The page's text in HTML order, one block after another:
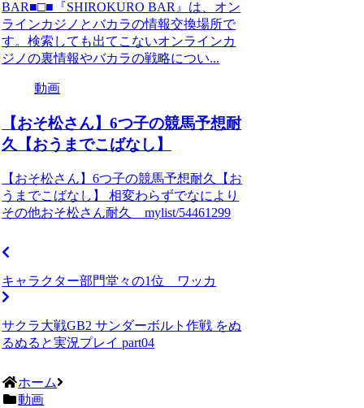
BAR■□■『SHIROKURO BAR』は、オン
ラインカジノとバカラの情報交換場所で
す。検索しても出てこないオンラインカ
ジノの裏情報やバカラの戦略につい...
動画
【おそ松さん】6つ子の競馬予想耐
久【おうまでこばなし】
【おそ松さん】6つ子の競馬予想耐久【お
うまでこばなし】 相変わらずでなにより
その他おそ松さん耐久 mylist/54461299
キャラクター部門堂々の1位 ワッカ
サクラ大戦GB2 サンダーボルト作戦 をぬ
るぬると実況プレイ part04
ホーム
動画